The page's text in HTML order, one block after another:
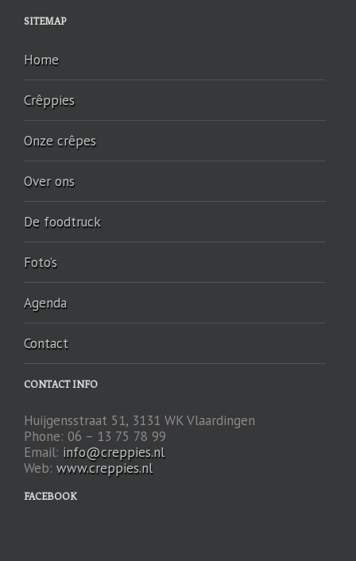
SITEMAP
Home
Crêppies
Onze crêpes
Over ons
De foodtruck
Foto’s
Agenda
Contact
CONTACT INFO
Huijgensstraat 51, 3131 WK Vlaardingen
Phone: 06 – 13 75 78 99
Email: info@creppies.nl
Web: www.creppies.nl
FACEBOOK